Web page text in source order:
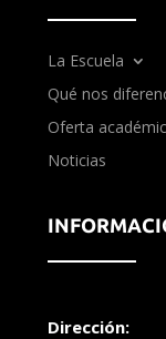
La Escuela
Qué nos
Oferta
Noticias
Dirección: